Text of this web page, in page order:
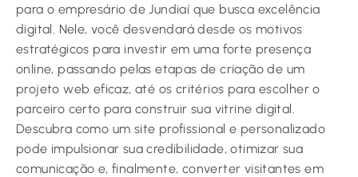
para o empresário de Jundiaí que busca excelência
digital. Nele, você desvendará desde os motivos
estratégicos para investir em uma forte presença
online, passando pelas etapas de criação de um
projeto web eficaz, até os critérios para escolher o
parceiro certo para construir sua vitrine digital.
Descubra como um site profissional e personalizado
pode impulsionar sua credibilidade, otimizar sua
comunicação e, finalmente, converter visitantes em